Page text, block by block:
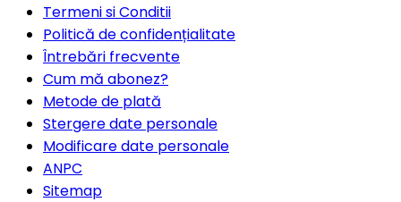
Termeni si Conditii
Politică de confidențialitate
Întrebări frecvente
Cum mă abonez?
Metode de plată
Stergere date personale
Modificare date personale
ANPC
Sitemap